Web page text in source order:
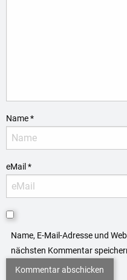
Name*
eMail *
Name, E-Mail-Adresse und
nächsten Kommentar